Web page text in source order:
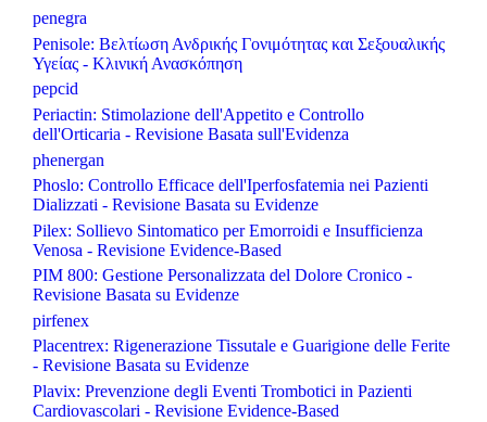
penegra
Penisole: Βελτίωση Ανδρικής Γονιμότητας και Σεξουαλικής
Υγείας - Κλινική Ανασκόπηση
pepcid
Periactin: Stimolazione dell'Appetito e Controllo
dell'Orticaria - Revisione Basata sull'Evidenza
phenergan
Phoslo: Controllo Efficace dell'Iperfosfatemia nei Pazienti
Dializzati - Revisione Basata su Evidenze
Pilex: Sollievo Sintomatico per Emorroidi e Insufficienza
Venosa - Revisione Evidence-Based
PIM 800: Gestione Personalizzata del Dolore Cronico -
Revisione Basata su Evidenze
pirfenex
Placentrex: Rigenerazione Tissutale e Guarigione delle Ferite
- Revisione Basata su Evidenze
Plavix: Prevenzione degli Eventi Trombotici in Pazienti
Cardiovascolari - Revisione Evidence-Based